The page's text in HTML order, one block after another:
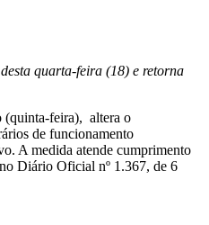
quarta-feira (18) e retorna
(quinta-feira), altera o
de funcionamento
A medida atende cumprimento
Diário Oficial nº 1.367, de 6